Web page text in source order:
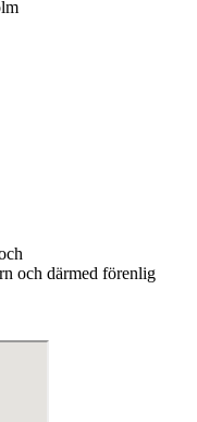
och därmed förenlig